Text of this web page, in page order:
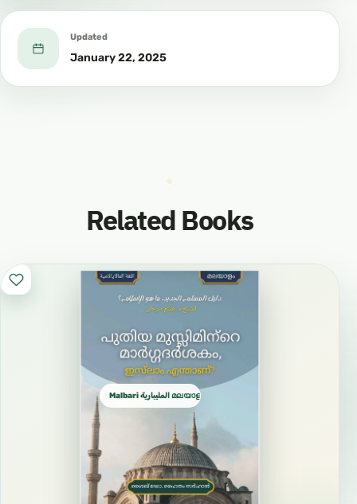
Updated
January 22, 2025
Related Books